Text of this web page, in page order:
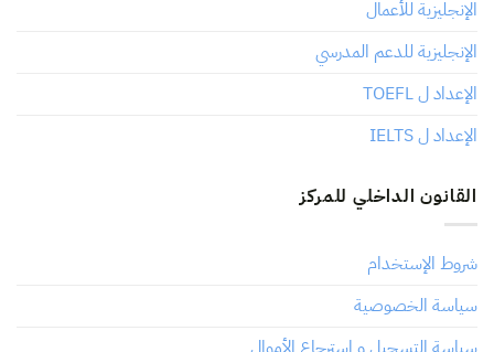
الإنجليزية للأعمال
الإنجليزية للدعم المدرسي
الإعداد ل TOEFL
الإعداد ل IELTS
القانون الداخلي للمركز
شروط الإستخدام
سياسة الخصوصية